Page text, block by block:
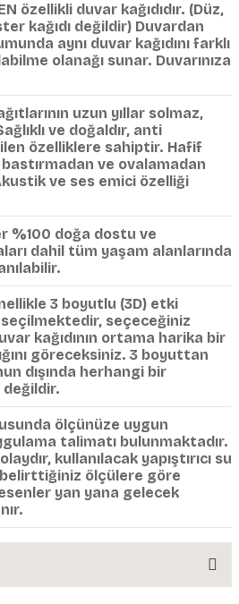
özellikli duvar kağıdıdır. (Düz,
kağıdı değildir) Duvardan
aynı duvar kağıdını farklı
olanağı sunar. Duvarınıza
uzun yıllar solmaz,
ve doğaldır, anti
özelliklere sahiptir. Hafif
ve ovalamadan
ve ses emici özelliği
%100 doğa dostu ve
dahil tüm yaşam alanlarında
3 boyutlu (3D) etki
seçeceğiniz
kağıdının ortama harika bir
göreceksiniz. 3 boyuttan
dışında herhangi bir
ölçünüze uygun
talimatı bulunmaktadır.
kullanılacak yapıştırıcı su
belirttiğiniz ölçülere göre
yan yana gelecek